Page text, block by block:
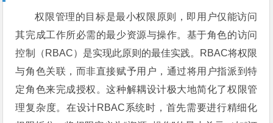
权限管理的目标是最小权限原则，即用户仅能访问
其完成工作所必需的最少资源与操作。基于角色的访问
控制（RBAC）是实现此原则的最佳实践。RBAC将权限
与角色关联，而非直接赋予用户，通过将用户指派到特
定角色来完成授权。这种解耦设计极大地简化了权限管
理复杂度。在设计RBAC系统时，首先需要进行精细化